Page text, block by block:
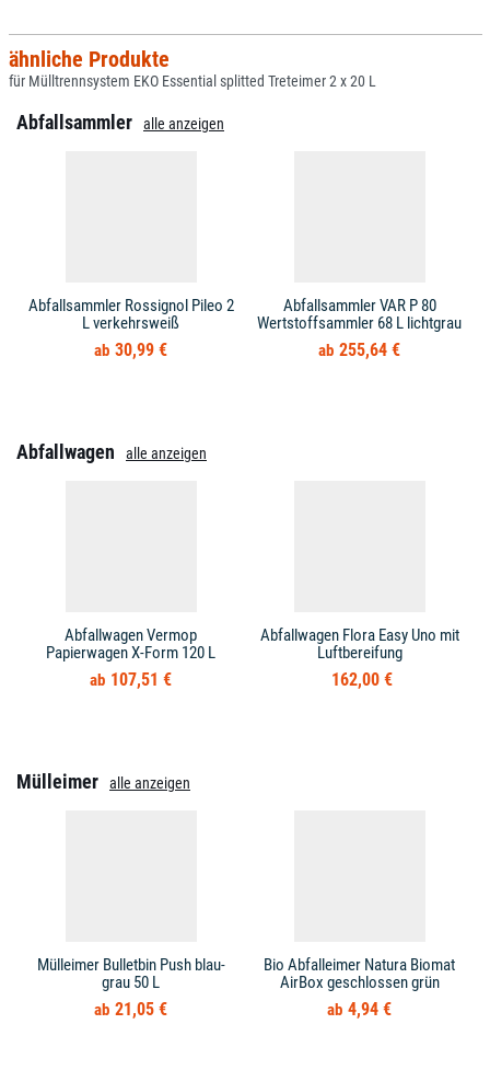
ähnliche Produkte
für Mülltrennsystem EKO Essential splitted Treteimer 2 x 20 L
Abfallsammler alle anzeigen
Abfallsammler Rossignol Pileo 2
L verkehrsweiß
30,99 €
Abfallsammler VAR P 80
Wertstoffsammler 68 L lichtgrau
255,64 €
Abfallwagen alle anzeigen
Abfallwagen Vermop
Papierwagen X-Form 120 L
107,51 €
Abfallwagen Flora Easy Uno mit
Luftbereifung
162,00 €
Mülleimer alle anzeigen
Mülleimer Bulletbin Push blau-
grau 50 L
21,05 €
Bio Abfalleimer Natura Biomat
AirBox geschlossen grün
4,94 €